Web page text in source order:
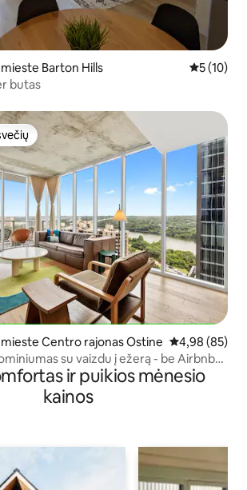
Barton Hills Vidutinis
5 (10)
butas
Centro rajonas Ostine Vidutinis
4,98 (85)
su vaizdu į ežerą - be Airbnb
ir puikios mėnesio
kainos